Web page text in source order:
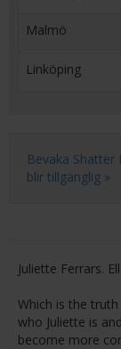
Malmö
Linköping
Bevaka
blir tillgänglig »
Juliette Ferrars.
Which is the
who Juliette is
become more